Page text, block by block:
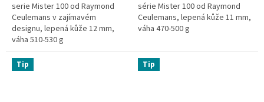
serie Mister 100 od Raymond
Ceulemans v zajímavém
designu, lepená kůže 12 mm,
váha 510-530 g
série Mister 100 od Raymond
Ceulemans, lepená kůže 11 mm,
váha 470-500 g
Tip Tip